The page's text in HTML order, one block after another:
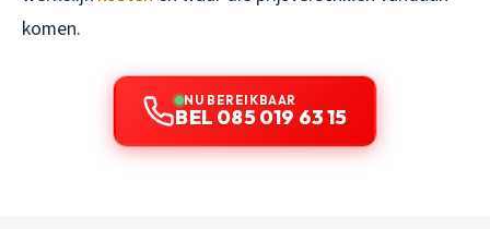
komen.
NU BEREIKBAAR
BEL 085 019 63 15